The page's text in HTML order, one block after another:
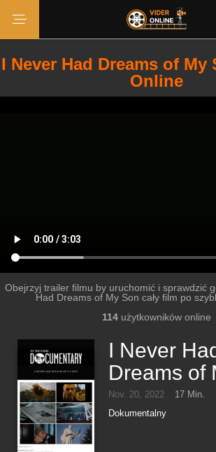
I Never Had Dreams of My
Online
Obejrzyj trailer filmu by uruchomić i sprawdzić
Had Dreams of My Son cały film po
114 użytkowników online
I Never
Dreams of
Nov. 20, 2022
17 Min.
Dokumentalny